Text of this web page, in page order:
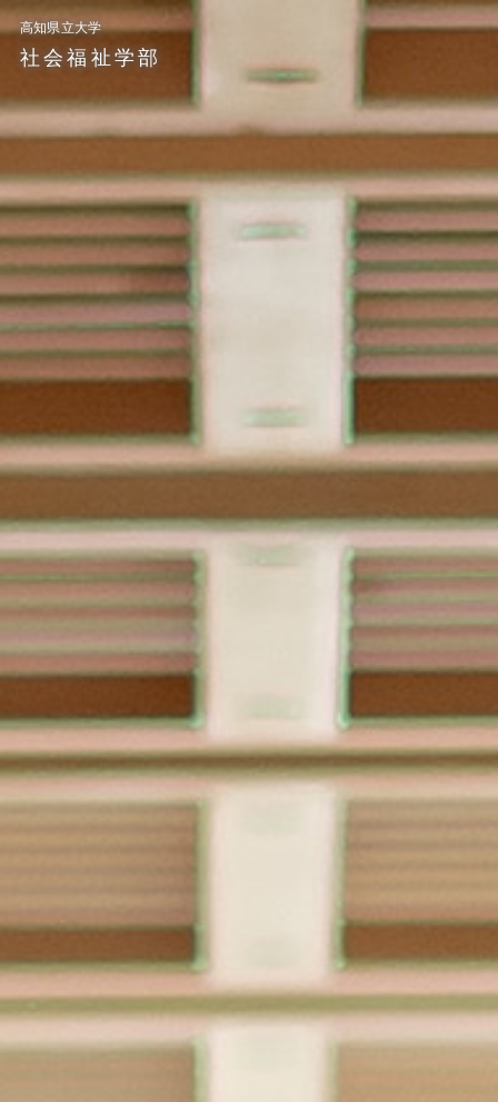
ペ
ー
先
頭
す。
メ
ニ
を
飛
し
て
本
文
へ
高知県立大学
社会福祉 学部